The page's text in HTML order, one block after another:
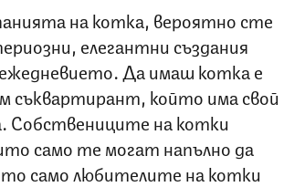
на котка, вероятно сте
елегантни създания
Да имаш котка е
съквартирант, който има свой
Собствениците на котки
само те могат напълно да
само любителите на котки